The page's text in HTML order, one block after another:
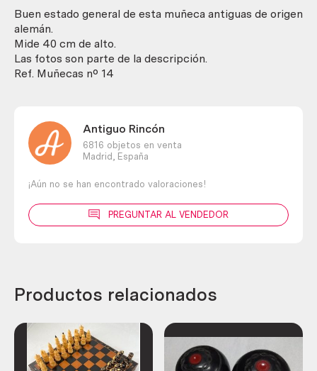
Carita
cantidad
Buen estado general de esta muñeca antiguas de origen
alemán.
Mide 40 cm de alto.
Las fotos son parte de la descripción.
Ref. Muñecas nº 14
Antiguo Rincón
6816 objetos en venta
Madrid,
España
¡Aún no se han encontrado valoraciones!
PREGUNTAR AL VENDEDOR
Productos relacionados